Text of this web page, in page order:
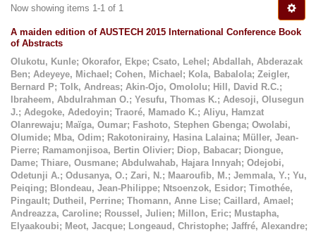
Now showing items 1-1 of 1
A maiden edition of AUSTECH 2015 International Conference Book
of Abstracts
Olukotu, Kunle; Okorafor, Ekpe; Csato, Lehel ; Abdallah, Abderazak
Ben; Adeyeye, Michael ; Cohen, Michael ; Kola, Babalola; Zeigler,
Bernard P; Tolk, Andreas; Akin-Ojo, Omololu; Hill, David R.C.;
Ibraheem, Abdulrahman O.; Yesufu, Thomas K.; Adesoji, Olusegun
J.; Adegoke, Adedoyin; Traoré, Mamado K.; Aliyu, Hamzat
Olanrewaju; Maïga, Oumar; Fashoto, Stephen Gbenga; Owolabi,
Olumide; Mba, Odim; Rakotonirainy, Hasina Lalaina; Müller, Jean-
Pierre; Ramamonjisoa, Bertin Olivier; Diop, Babacar; Diongue,
Dame; Thiare, Ousmane; Abdulwahab, Hajara Innyah; Odejobi,
Odetunji A.; Odusanya, O.; Zari, N.; Maaroufib, M.; Jemmala, Y.; Yu,
Peiqing; Blondeau, Jean-Philippe; Ntsoenzok, Esidor; Timothée,
Pingault; Dutheil, Perrine; Thomann, Anne Lise; Caillard, Amael ;
Andreazza, Caroline; Roussel, Julien; Millon, Eric; Mustapha,
Elyaakoubi; Meot, Jacque; Longeaud, Christophe; Jaffré, Alexandre;